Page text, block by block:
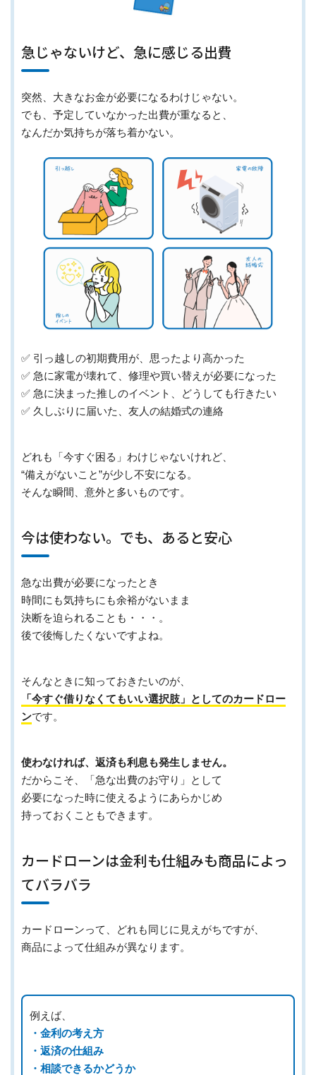
急じゃないけど、急に感じる出費
突然、大きなお金が必要になるわけじゃない。
でも、予定していなかった出費が重なると、
なんだか気持ちが落ち着かない。
✅️ 引っ越しの初期費用が、思ったより高かった
✅️ 急に家電が壊れて、修理や買い替えが必要になった
✅️ 急に決まった推しのイベント、どうしても行きたい
✅️ 久しぶりに届いた、友人の結婚式の連絡
どれも「今すぐ困る」わけじゃないけれど、
“備えがないこと”が少し不安になる。
そんな瞬間、意外と多いものです。
今は使わない。でも、あると安心
急な出費が必要になったとき
時間にも気持ちにも余裕がないまま
決断を迫られることも・・・。
後で後悔したくないですよね。
そんなときに知っておきたいのが、
「今すぐ借りなくてもいい選択肢」としてのカードロー
ンです。
使わなければ、返済も利息も発生しません。
だからこそ、「急な出費のお守り」として
必要になった時に使えるようにあらかじめ
持っておくこともできます。
カードローンは金利も仕組みも商品によっ
てバラバラ
カードローンって、どれも同じに見えがちですが、
商品によって仕組みが異なります。
例えば、
・金利の考え方
・返済の仕組み
・相談できるかどうか